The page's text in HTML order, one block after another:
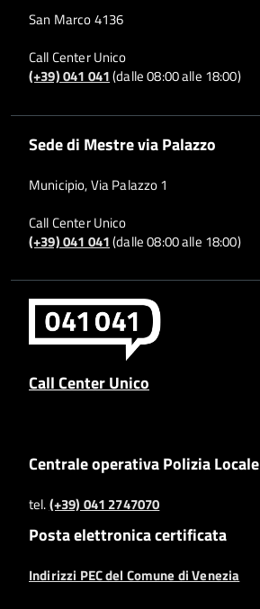
San Marco 4136
Call Center Unico
(+39) 041 041(dalle 08:00 alle 18:00)
Sede di Mestre via Palazzo
Municipio, Via Palazzo 1
Call Center Unico
(+39) 041 041(dalle 08:00 alle 18:00)
Call Center Unico
Centrale operativa Polizia Locale
tel.(+39) 041 2747070
Posta elettronica certificata
Indirizzi PEC del Comune di Venezia